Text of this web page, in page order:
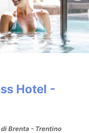
Hotel -
Brenta - Trentino